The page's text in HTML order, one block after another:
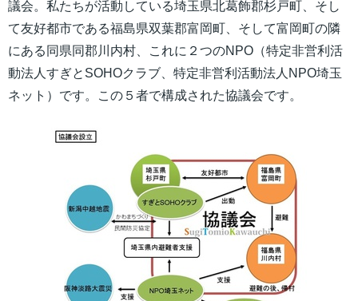
議会。私たちが活動している埼玉県北葛飾郡杉戸町、そし
て友好都市である福島県双葉郡富岡町、そして富岡町の隣
にある同県同郡川内村、これに２つのNPO（特定非営利活
動法人すぎとSOHOクラブ、特定非営利活動法人NPO埼玉
ネット）です。この５者で構成された協議会です。